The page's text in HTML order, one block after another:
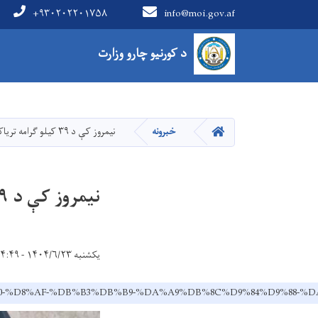
info@moi.gov.af +۹۳۰۲۰۲۲۰۱۷۵۸
د کورنیو چارو وزارتMain Menu
کور خبرونه نیمروز کې د ۳۹ کیلو ګرامه تریاکو د قاچاق مخه ونیول شوه
نیمروز کې د ۳۹ کیلو ګرامه تریاکو د قاچاق مخه ونیول شوه
یکشنبه ۱۴۰۴/۶/۲۳ - ۱۴:۴۹
%DB%B3%DB%B9-%DA%A9%DB%8C%D9%84%D9%88-